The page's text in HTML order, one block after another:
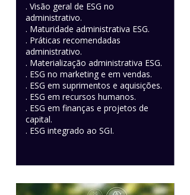
. Visão geral de ESG no
administrativo.
. Maturidade administrativa ESG.
. Práticas recomendadas
administrativo.
. Materialização administrativa ESG.
. ESG no marketing e em vendas.
. ESG em suprimentos e aquisições.
. ESG em recursos humanos.
. ESG em finanças e projetos de
capital.
. ESG integrado ao SGI.